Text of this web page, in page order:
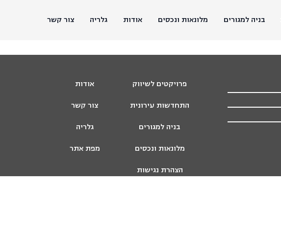
בניה למגורים מלונאות ונכסים אודות גלריה צור קשר
פרויקטים לשיווק אודות
התחדשות עירונית צור קשר
בניה למגורים גלריה
מלונאות ונכסים מפת אתר
הצהרת נגישות